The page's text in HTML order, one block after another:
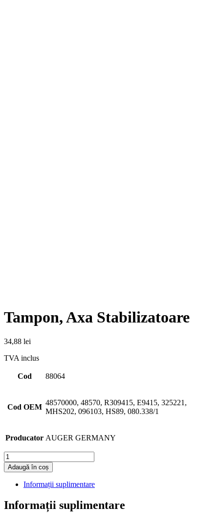
Tampon, Axa Stabilizatoare
34,88 lei
TVA inclus
Cod 88064
Cod OEM
48570000, 48570, R309415, E9415, 325221,
MHS202, 096103, HS89, 080.338/1
Producator AUGER GERMANY
Cantitate
Adaugă în coș
Informații suplimentare
Informații suplimentare